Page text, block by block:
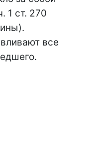
1 ст. 270
все